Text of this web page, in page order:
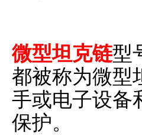
微型坦克链型
都被称为微型
手或电子设备
保护。